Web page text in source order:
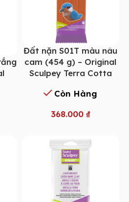
Đất nặn S01T màu nâu
cam (454 g) – Original
Sculpey Terra Cotta
Còn Hàng
368.000 ₫